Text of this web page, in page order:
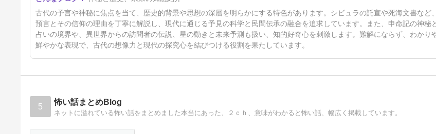
古代の予言や神秘に焦点を当て、歴史的背景や思想の深層を明らかにする特色があります。シビュラの託宣や死海文書など
預言とその信仰の理由を丁寧に解説し、現代に通じる予見の科学と民間伝承の融合を追求しています。また、申命記の神秘
占いの境界や、異世界からの訪問者の伝説、星の動きと未来予測も扱い、知的好奇心を刺激します。難解にならず、わかり
鮮やかな表現で、古代の想像力と現代の探究心を結びつける役割を果たしています。
5 怖い話まとめBlog
ネットに溢れている怖い話をまとめました本当にあった、２ｃｈ、意味がわかると怖い話、幅広く掲載しています。